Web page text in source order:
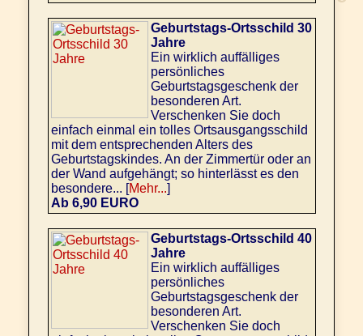
Geburtstags-Ortsschild 30
Jahre
Ein wirklich auffälliges
persönliches
Geburtstagsgeschenk der
besonderen Art.
Verschenken Sie doch
einfach einmal ein tolles Ortsausgangsschild
mit dem entsprechenden Alters des
Geburtstagskindes. An der Zimmertür oder an
der Wand aufgehängt; so hinterlässt es den
besondere... [Mehr...]
Ab 6,90 EURO
Geburtstags-Ortsschild 40
Jahre
Ein wirklich auffälliges
persönliches
Geburtstagsgeschenk der
besonderen Art.
Verschenken Sie doch